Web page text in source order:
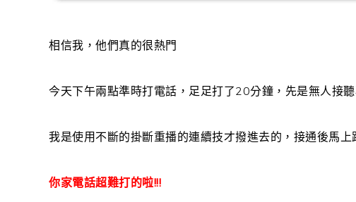
相信我，他們真的很熱門
今天下午兩點準時打電話，足足打了20分鐘，先是無人接
我是使用不斷的掛斷重播的連續技才撥進去的，接通後馬上
你家電話超難打的啦!!!